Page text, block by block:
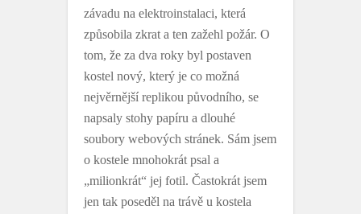
závadu na elektroinstalaci, která
způsobila zkrat a ten zažehl požár. O
tom, že za dva roky byl postaven
kostel nový, který je co možná
nejvěrnější replikou původního, se
napsaly stohy papíru a dlouhé
soubory webových stránek. Sám jsem
o kostele mnohokrát psal a
„milionkrát“ jej fotil. Častokrát jsem
jen tak poseděl na trávě u kostela